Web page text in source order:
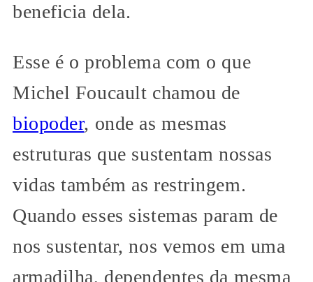
beneficia dela.
Esse é o problema com o que
Michel Foucault chamou de
biopoder, onde as mesmas
estruturas que sustentam nossas
vidas também as restringem.
Quando esses sistemas param de
nos sustentar, nos vemos em uma
armadilha, dependentes da mesma